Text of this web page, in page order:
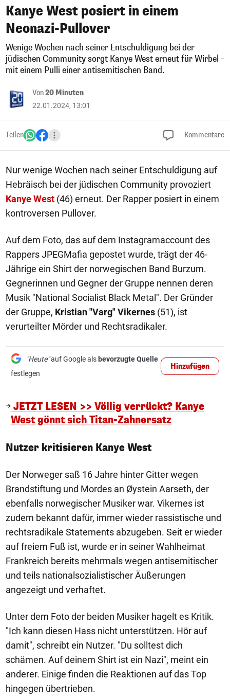
Kanye West posiert in einem
Neonazi-Pullover
Wenige Wochen nach seiner Entschuldigung bei der
jüdischen Community sorgt Kanye West erneut für Wirbel –
mit einem Pulli einer antisemitischen Band.
Von20 Minuten
22.01.2024, 13:01
Teilen Kommentare
Nur wenige Wochen nach seiner Entschuldigung auf
Hebräisch bei der jüdischen Community provoziert
Kanye West (46) erneut. Der Rapper posiert in einem
kontroversen Pullover.
Auf dem Foto, das auf dem Instagramaccount des
Rappers JPEGMafia gepostet wurde, trägt der 46-
Jährige ein Shirt der norwegischen Band Burzum.
Gegnerinnen und Gegner der Gruppe nennen deren
Musik "National Socialist Black Metal". Der Gründer
der Gruppe, Kristian "Varg" Vikernes (51), ist
verurteilter Mörder und Rechtsradikaler.
"Heute"auf Google als bevorzugte Quelle
festlegen
Hinzufügen
JETZT LESEN >> Völlig verrückt? Kanye
West gönnt sich Titan-Zahnersatz
Nutzer kritisieren Kanye West
Der Norweger saß 16 Jahre hinter Gitter wegen
Brandstiftung und Mordes an Øystein Aarseth, der
ebenfalls norwegischer Musiker war. Vikernes ist
zudem bekannt dafür, immer wieder rassistische und
rechtsradikale Statements abzugeben. Seit er wieder
auf freiem Fuß ist, wurde er in seiner Wahlheimat
Frankreich bereits mehrmals wegen antisemitischer
und teils nationalsozialistischer Äußerungen
angezeigt und verhaftet.
Unter dem Foto der beiden Musiker hagelt es Kritik.
"Ich kann diesen Hass nicht unterstützen. Hör auf
damit", schreibt ein Nutzer. "Du solltest dich
schämen. Auf deinem Shirt ist ein Nazi", meint ein
anderer. Einige finden die Reaktionen auf das Top
hingegen übertrieben.